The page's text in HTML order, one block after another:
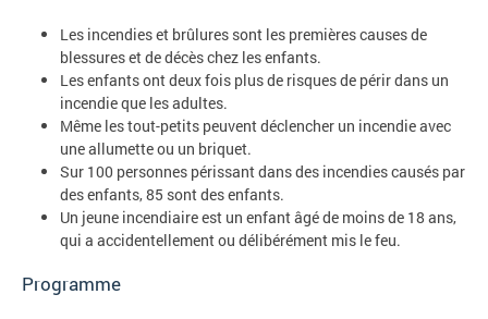
Les incendies et brûlures sont les premières causes de
blessures et de décès chez les enfants.
Les enfants ont deux fois plus de risques de périr dans un
incendie que les adultes.
Même les tout-petits peuvent déclencher un incendie avec
une allumette ou un briquet.
Sur 100 personnes périssant dans des incendies causés par
des enfants, 85 sont des enfants.
Un jeune incendiaire est un enfant âgé de moins de 18 ans,
qui a accidentellement ou délibérément mis le feu.
Programme